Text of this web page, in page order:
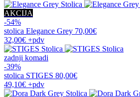
AKCIJA
-54%
stolica Elegance Grey 70,00€
32,00€ +pdv
zadnji komadi
-39%
stolica STIGES 80,00€
49,10€ +pdv